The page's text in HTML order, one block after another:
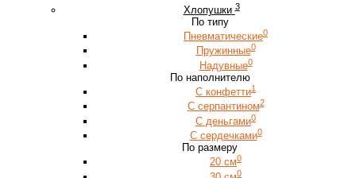
Хлопушки 3
По типу
Пневматические0
Пружинные0
Надувные0
По наполнителю
С конфетти1
С серпантином2
С деньгами0
С сердечками0
По размеру
20 см0
0